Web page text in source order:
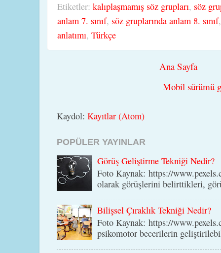
Etiketler: kalıplaşmamış söz grupları, söz
anlam 7. sınıf, söz gruplarında anlam 8. sınıf
anlatımı, Türkçe
Ana Sayfa
Mobil sürümü
Kaydol: Kayıtlar (Atom)
POPÜLER YAYINLAR
Görüş Geliştirme Tekniği Nedir?
Foto Kaynak: https://
olarak görüşlerini belirttikleri,
Bilişsel Çıraklık Tekniği Nedir?
Foto Kaynak: https://
psikomotor becerilerin